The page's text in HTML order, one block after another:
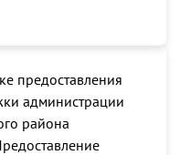
предоставления
администрации
района